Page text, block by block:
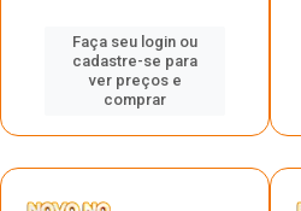
Faça seu login ou
cadastre-se para
ver preços e
comprar